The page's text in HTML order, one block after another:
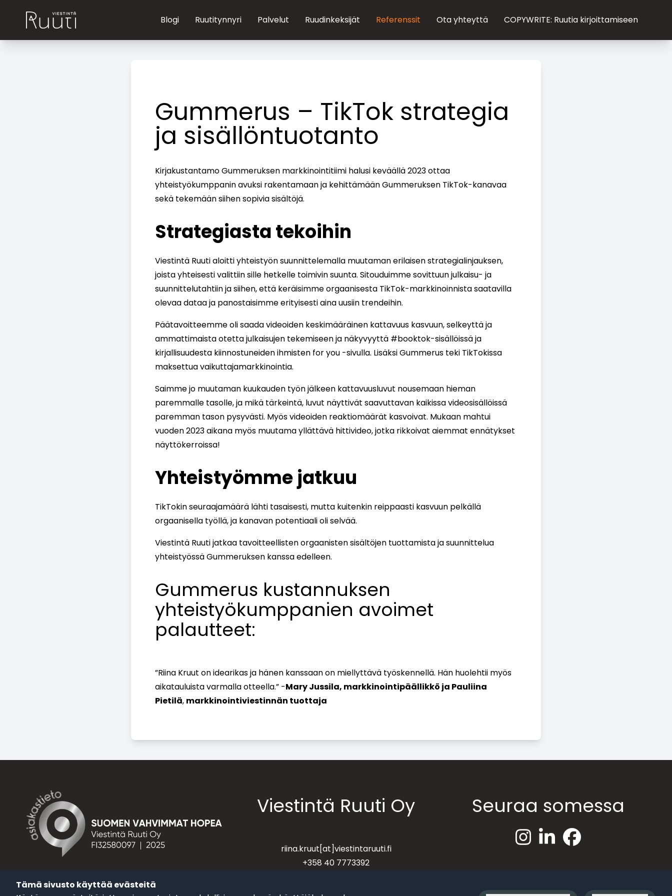
Blogi Ruutitynnyri Palvelut Ruudinkeksijät Referenssit Ota yhteyttä COPYWRITE: Ruutia kirjoittamiseen
Gummerus – TikTok strategia
ja sisällöntuotanto
Kirjakustantamo Gummeruksen markkinointitiimi halusi keväällä 2023 ottaa
yhteistyökumppanin avuksi rakentamaan ja kehittämään Gummeruksen TikTok-kanavaa
sekä tekemään siihen sopivia sisältöjä.
Strategiasta tekoihin
Viestintä Ruuti aloitti yhteistyön suunnittelemalla muutaman erilaisen strategialinjauksen,
joista yhteisesti valittiin sille hetkelle toimivin suunta. Sitouduimme sovittuun julkaisu- ja
suunnittelutahtiin ja siihen, että keräisimme orgaanisesta TikTok-markkinoinnista saatavilla
olevaa dataa ja panostaisimme erityisesti aina uusiin trendeihin.
Päätavoitteemme oli saada videoiden keskimääräinen kattavuus kasvuun, selkeyttä ja
ammattimaista otetta julkaisujen tekemiseen ja näkyvyyttä #booktok-sisällöissä ja
kirjallisuudesta kiinnostuneiden ihmisten for you -sivulla. Lisäksi Gummerus teki TikTokissa
maksettua vaikuttajamarkkinointia.
Saimme jo muutaman kuukauden työn jälkeen kattavuusluvut nousemaan hieman
paremmalle tasolle, ja mikä tärkeintä, luvut näyttivät saavuttavan kaikissa videosisällöissä
paremman tason pysyvästi. Myös videoiden reaktiomäärät kasvoivat. Mukaan mahtui
vuoden 2023 aikana myös muutama yllättävä hittivideo, jotka rikkoivat aiemmat ennätykset
näyttökerroissa!
Yhteistyömme jatkuu
TikTokin seuraajamäärä lähti tasaisesti, mutta kuitenkin reippaasti kasvuun pelkällä
orgaanisella työllä, ja kanavan potentiaali oli selvää.
Viestintä Ruuti jatkaa tavoitteellisten orgaanisten sisältöjen tuottamista ja suunnittelua
yhteistyössä Gummeruksen kanssa edelleen.
Gummerus kustannuksen
yhteistyökumppanien avoimet
palautteet:
”Riina Kruut on idearikas ja hänen kanssaan on miellyttävä työskennellä. Hän huolehtii myös
aikatauluista varmalla otteella.” -Mary Jussila, markkinointipäällikkö ja Pauliina
Pietilä, markkinointiviestinnän tuottaja
Tietosuojakäytännöt
Viestintä Ruuti Oy
riina.kruut[at]viestintaruuti.fi
+358 40 7773392
Seuraa somessa
Tämä sivusto käyttää evästeitä